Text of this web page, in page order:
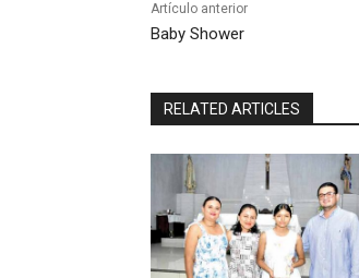
Artículo anterior
Baby Shower
RELATED ARTICLES